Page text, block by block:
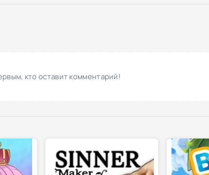
кто оставит комментарий!